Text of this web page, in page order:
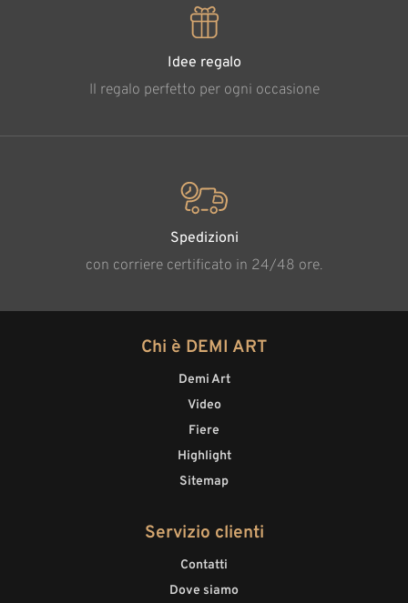
Idee regalo
Il regalo perfetto per ogni occasione
Spedizioni
con corriere certificato in 24/48 ore.
Chi è DEMI ART
Demi Art
Video
Fiere
Highlight
Sitemap
Servizio clienti
Contatti
Dove siamo